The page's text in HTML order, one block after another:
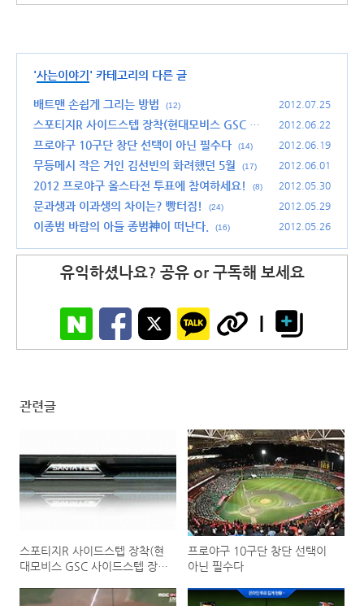
'사는이야기 ' 카테고리의 다른 글
배트맨 손쉽게 그리는 방법 (12) 2012.07.25
스포티지R 사이드스텝 장착(현대모비스 GSC 사
이드스텝 장착) 후기
(51)
2012.06.22
프로야구 10구단 창단 선택이 아닌 필수다 (14) 2012.06.19
무등메시 작은 거인 김선빈의 화려했던 5월 (17) 2012.06.01
2012 프로야구 올스타전 투표에 참여하세요! (8) 2012.05.30
문과생과 이과생의 차이는? 빵터짐! (24) 2012.05.29
이종범 바람의 아들 종범神이 떠난다. (16) 2012.05.26
유익하셨나요? 공유 or 구독해 보세요
관련글
스포티지R 사이드스텝 장착(현
대모비스 GSC 사이드스텝 장
프로야구 10구단 창단 선택이
아닌 필수다